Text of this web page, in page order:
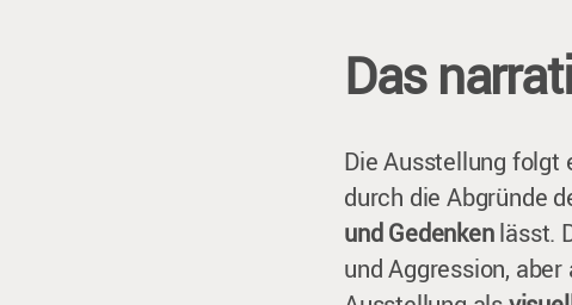
Das
Die Ausstellung folgt
durch die Abgründe
und Gedenkenlässt.
und Aggression,